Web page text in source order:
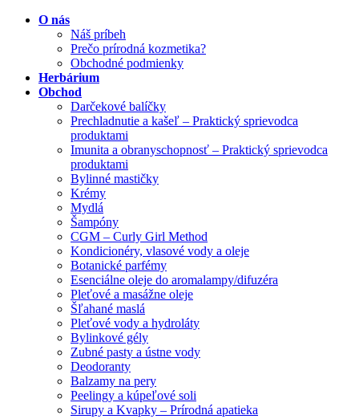
O nás
Náš príbeh
Prečo prírodná kozmetika?
Obchodné podmienky
Herbárium
Obchod
Darčekové balíčky
Prechladnutie a kašeľ – Praktický sprievodca
produktami
Imunita a obranyschopnosť – Praktický sprievodca
produktami
Bylinné mastičky
Krémy
Mydlá
Šampóny
CGM – Curly Girl Method
Kondicionéry, vlasové vody a oleje
Botanické parfémy
Esenciálne oleje do aromalampy/difuzéra
Pleťové a masážne oleje
Šľahané maslá
Pleťové vody a hydroláty
Bylinkové gély
Zubné pasty a ústne vody
Deodoranty
Balzamy na pery
Peelingy a kúpeľové soli
Sirupy a Kvapky – Prírodná apatieka